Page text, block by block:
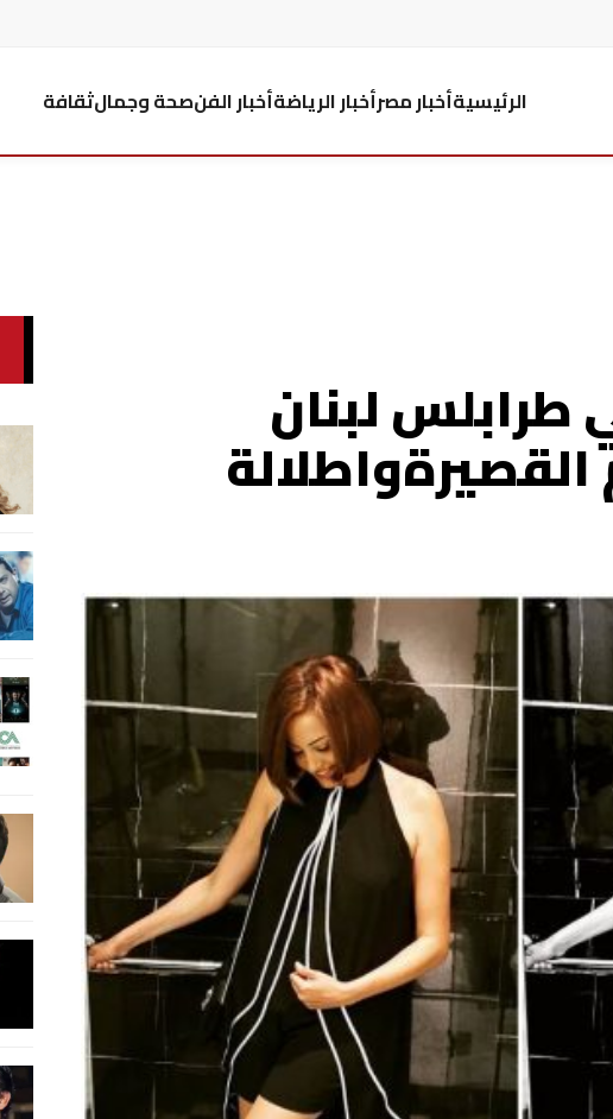
الرئيسيةأخبار مصرأخبار الرياضةأخبار الفنصحة وجمالثقافة
طرابلس لبنان
القصيرةواطلالة